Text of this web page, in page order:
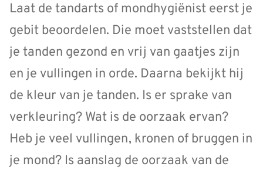
Laat de tandarts of mondhygiënist eerst je
gebit beoordelen. Die moet vaststellen dat
je tanden gezond en vrij van gaatjes zijn
en je vullingen in orde. Daarna bekijkt hij
de kleur van je tanden. Is er sprake van
verkleuring? Wat is de oorzaak ervan?
Heb je veel vullingen, kronen of bruggen in
je mond? Is aanslag de oorzaak van de